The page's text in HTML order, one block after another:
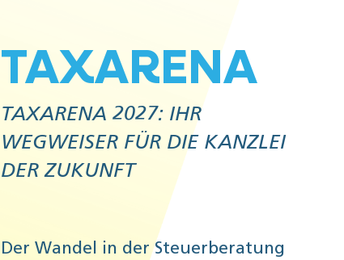
TAXARENA
TAXARENA 2027: IHR
WEGWEISER FÜR DIE KANZLEI
DER ZUKUNFT
Der Wandel in der Steuerberatung